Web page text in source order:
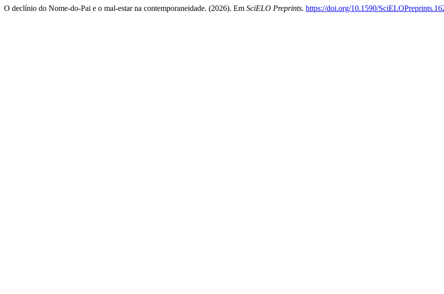
O declínio do Nome-do-Pai e o mal-estar na contemporaneidade. (2026). Em SciELO Preprints. https://doi.org/10.1590/